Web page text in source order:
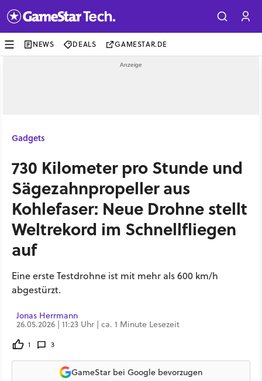
NEWS DEALS GAMESTAR.DE
Gadgets
730 Kilometer pro Stunde und
Sägezahnpropeller aus
Kohlefaser: Neue Drohne stellt
Weltrekord im Schnellfliegen
auf
Eine erste Testdrohne ist mit mehr als 600 km/h
abgestürzt.
Jonas Herrmann
26.05.2026 | 11:23 Uhr | ca. 1 Minute Lesezeit
1 3
GameStar bei Google bevorzugen